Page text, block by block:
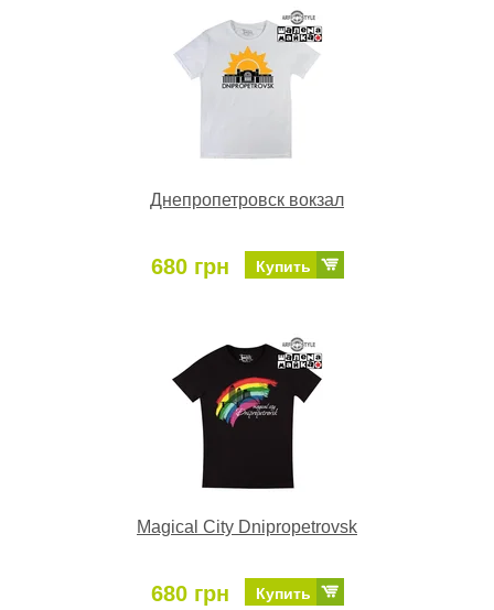
Днепропетровск вокзал
680 грн Купить
Magical City Dnipropetrovsk
680 грн Купить